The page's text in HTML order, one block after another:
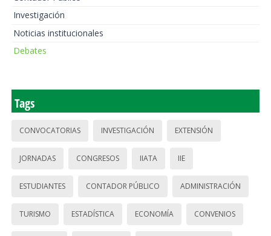
Investigación
Noticias institucionales
Debates
Tags
CONVOCATORIAS INVESTIGACIÓN EXTENSIÓN
JORNADAS CONGRESOS IIATA IIE
ESTUDIANTES CONTADOR PÚBLICO ADMINISTRACIÓN
TURISMO ESTADÍSTICA ECONOMÍA CONVENIOS